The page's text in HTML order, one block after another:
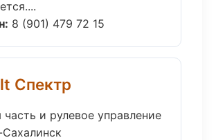
8 (901) 479 72 15
Спектр
часть и рулевое управление